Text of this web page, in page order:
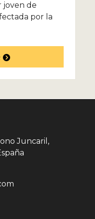
joven de
por la
Juncaril,